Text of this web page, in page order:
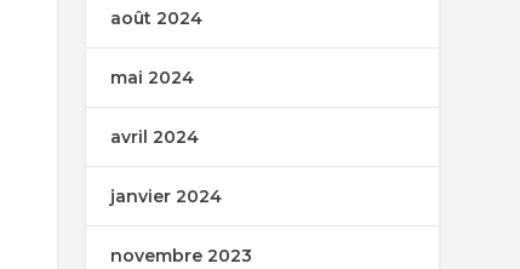
août 2024
mai 2024
avril 2024
janvier 2024
novembre 2023